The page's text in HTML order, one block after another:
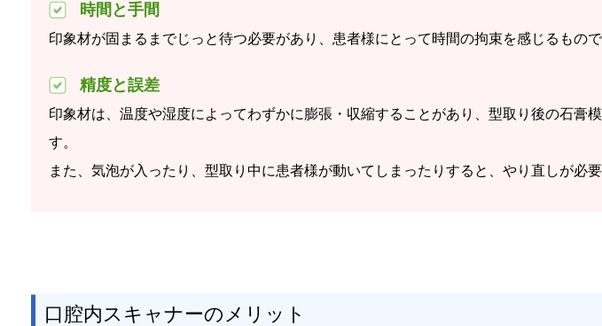
時間と手間
印象材が固まるまでじっと待つ必要があり、患者様にとって時間の拘束を感じるもので
精度と誤差
印象材は、温度や湿度によってわずかに膨張・収縮することがあり、型取り後の石膏
す。
また、気泡が入ったり、型取り中に患者様が動いてしまったりすると、やり直しが必
口腔内スキャナーのメリット